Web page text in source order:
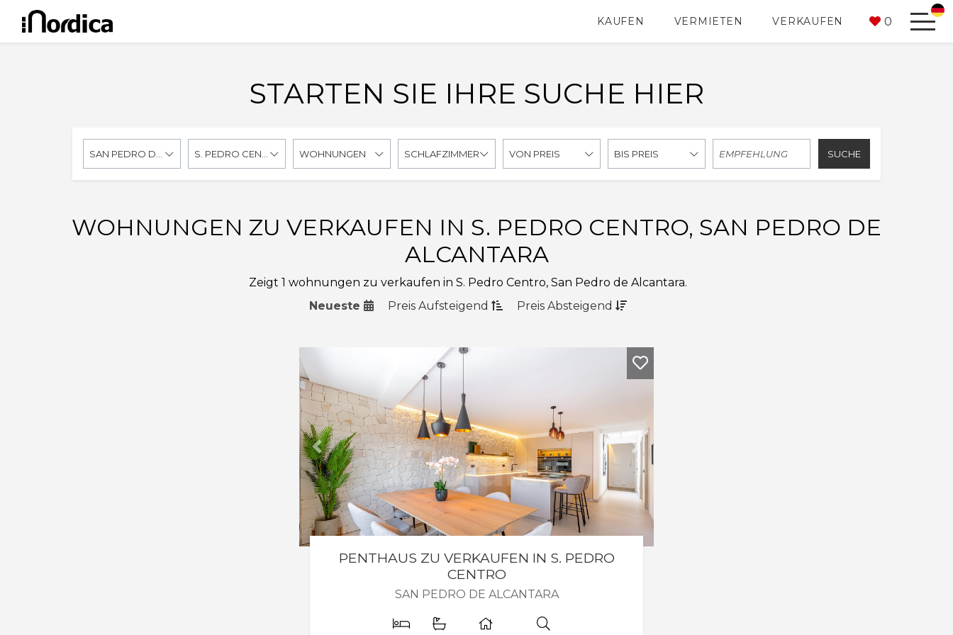
KAUFEN VERMIETEN VERKAUFEN 0
STARTEN SIE IHRE SUCHE HIER
WOHNUNGEN SCHLAFZIMMER VON PREIS BIS PREIS SUCHE
WOHNUNGEN ZU VERKAUFEN IN S. PEDRO CENTRO, SAN PEDRO DE
ALCANTARA
Zeigt 1 wohnungen zu verkaufen in S. Pedro Centro, San Pedro de Alcantara.
Neueste
Preis Aufsteigend Preis Absteigend
Vorherige Nächste
PENTHAUS ZU VERKAUFEN IN S. PEDRO
CENTRO
SAN PEDRO DE ALCANTARA